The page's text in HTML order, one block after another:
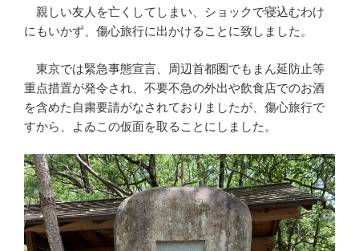
親しい友人を亡くしてしまい、ショックで寝込むわけ
にもいかず、傷心旅行に出かけることに致しました。
東京では緊急事態宣言、周辺首都圏でもまん延防止等
重点措置が発令され、不要不急の外出や飲食店でのお酒
を含めた自粛要請がなされておりましたが、傷心旅行で
すから、よゐこの仮面を取ることにしました。